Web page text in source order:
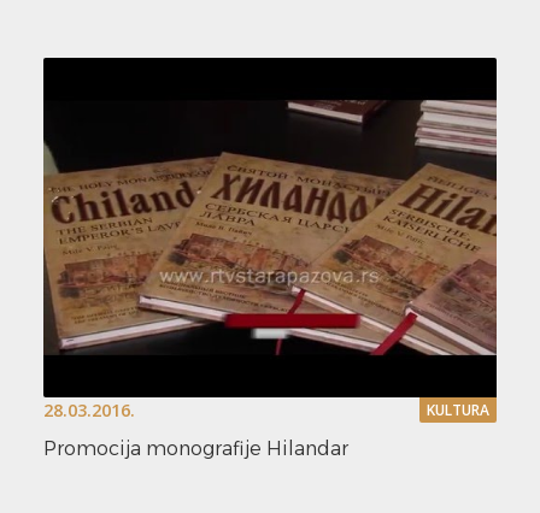
28.03.2016. KULTURA
Promocija monografije Hilandar